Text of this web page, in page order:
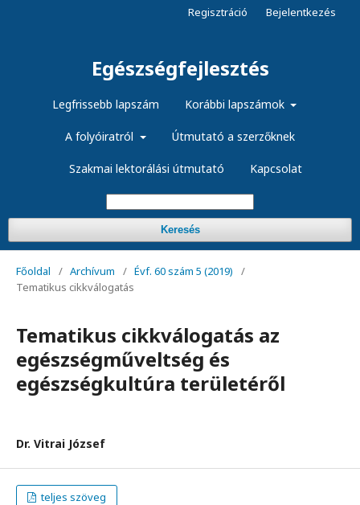
Egészségfejlesztés
Legfrissebb lapszám Korábbi lapszámok
A folyóiratról Útmutató a szerzőknek
Szakmai lektorálási útmutató Kapcsolat
Keresés
Regisztráció Bejelentkezés
Főoldal / Archívum / Évf. 60 szám 5 (2019)
/
Tematikus cikkválogatás
Tematikus cikkválogatás az
egészségműveltség és
egészségkultúra területéről
Dr. Vitrai József
teljes szöveg